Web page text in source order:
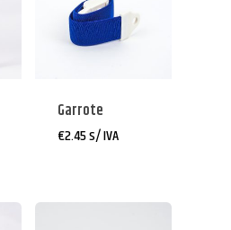
Garrote
€2.45s/ IVA